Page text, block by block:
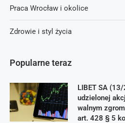
Popularne teraz
LIBET SA
udzielonej
walnym
art. 428 § 5
Praca Wrocław i okolice
Zdrowie i styl życia